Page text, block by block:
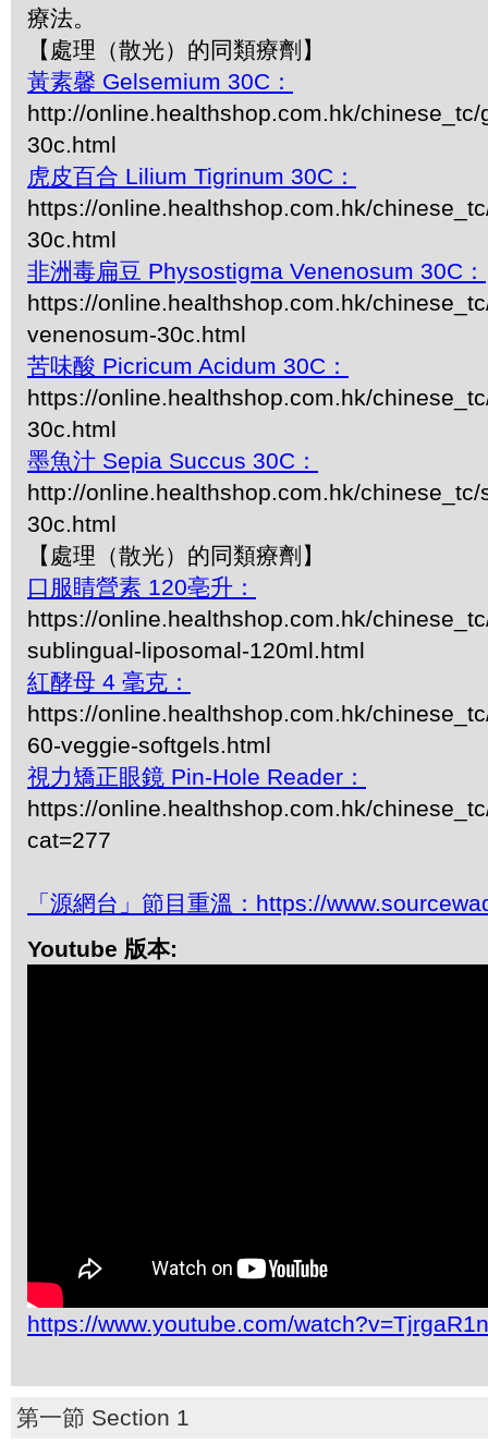
療法。
【處理（散光）的同類療劑】
黃素馨 Gelsemium 30C：
http://online.healthshop.com.hk/chinese_tc/
30c.html
虎皮百合 Lilium Tigrinum 30C：
https://online.healthshop.com.hk/
30c.html
非洲毒扁豆 Physostigma Venenosum 30C：
https://online.healthshop.com.hk/
venenosum-30c.html
苦味酸 Picricum Acidum 30C：
https://online.healthshop.com.hk/
30c.html
墨魚汁 Sepia Succus 30C：
http://online.healthshop.com.hk/
30c.html
【處理（散光）的同類療劑】
口服睛營素 120亳升：
https://online.healthshop.com.hk/
sublingual-liposomal-120ml.html
紅酵母 4 毫克：
https://online.healthshop.com.hk/
60-veggie-softgels.html
視力矯正眼鏡 Pin-Hole Reader：
https://online.healthshop.com.hk/
cat=277
「源網台」節目重溫：https://
Youtube 版本:
https://www.youtube.com/
第一節 Section 1